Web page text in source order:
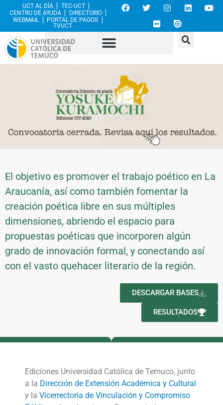
UCT AL DÍA
TEC-UCT
CENTRO DE AYUDA
DIRECTORIO
WEBMAIL
PORTAL DE PAGOS
TVUCT
El objetivo es promover el trabajo poético en La
Araucanía, así como también fomentar la
creación poética libre en sus múltiples
dimensiones, abriendo el espacio para
propuestas poéticas que incorporen algún
grado de innovación formal, y conectando así
con el vasto quehacer literario de la región.
DESCARGAR BASES
RESULTADOS
Ediciones Universidad Católica de Temuco, junto
a la Dirección de Extensión Académica y Cultural
y la Vicerrectoría de Vinculación y Compromiso